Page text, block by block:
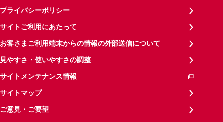
プライバシーポリシー
サイトご利用にあたって
お客さまご利用端末からの情報の外部送信について
見やすさ・使いやすさの調整
サイトメンテナンス情報
サイトマップ
ご意見・ご要望